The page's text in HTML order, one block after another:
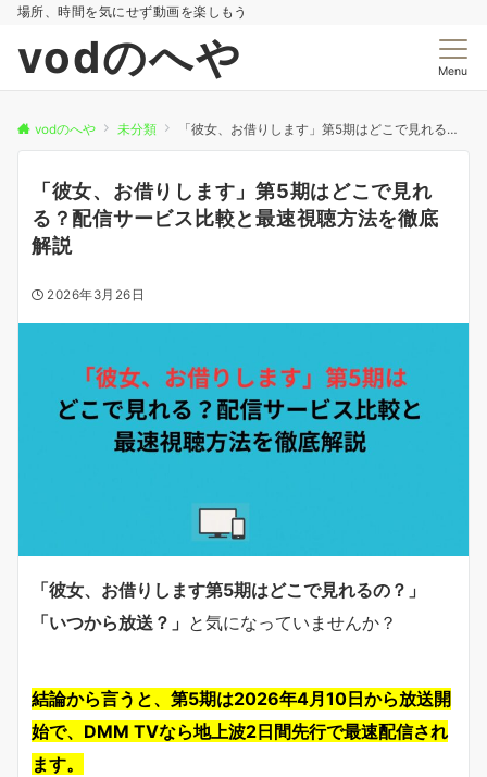
場所、時間を気にせず動画を楽しもう
vodのへや Menu
vodのへや 未分類 「彼女、お借りします」第5期はどこで見れる？配信サービス比較と最速視聴方法を徹底解説
「彼女、お借りします」第5期はどこで見れ
る？配信サービス比較と最速視聴方法を徹底
解説
2026年3月26日
「彼女、お借りします第5期はどこで見れるの？」
「いつから放送？」 と気になっていませんか？
結論から言うと、第5期は2026年4月10日から放送開
始で、DMM TVなら地上波2日間先行で最速配信され
ます。